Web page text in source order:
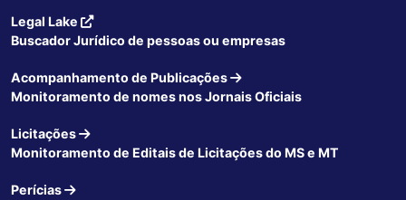
Legal Lake
Buscador Jurídico de pessoas ou empresas
Acompanhamento de Publicações
Monitoramento de nomes nos Jornais Oficiais
Licitações
Monitoramento de Editais de Licitações do MS e MT
Perícias